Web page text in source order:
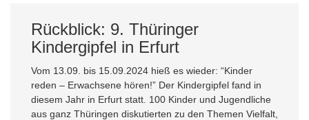
Rückblick: 9. Thüringer
Kindergipfel in Erfurt
Vom 13.09. bis 15.09.2024 hieß es wieder: “Kinder
reden – Erwachsene hören!” Der Kindergipfel fand in
diesem Jahr in Erfurt statt. 100 Kinder und Jugendliche
aus ganz Thüringen diskutierten zu den Themen Vielfalt,